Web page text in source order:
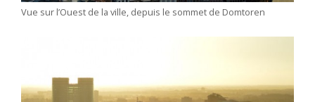
Vue sur l’Ouest de la ville, depuis le sommet de Domtoren